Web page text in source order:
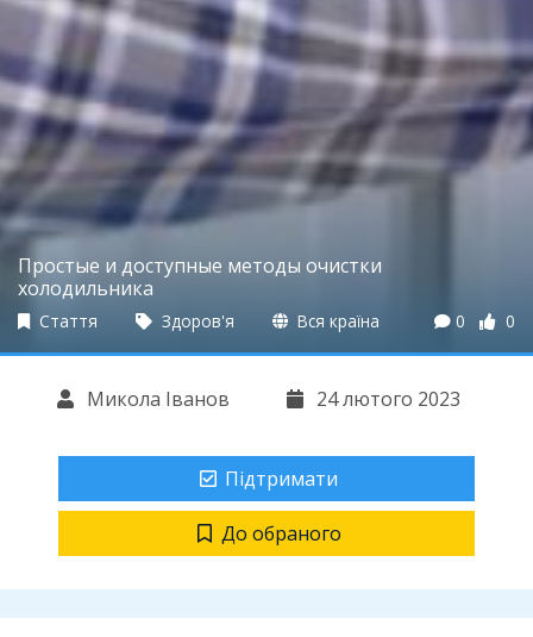
Простые и доступные методы очистки
холодильника
Стаття Здоров'я Вся країна 0 0
Микола Іванов 24 лютого 2023
Підтримати
До обраного